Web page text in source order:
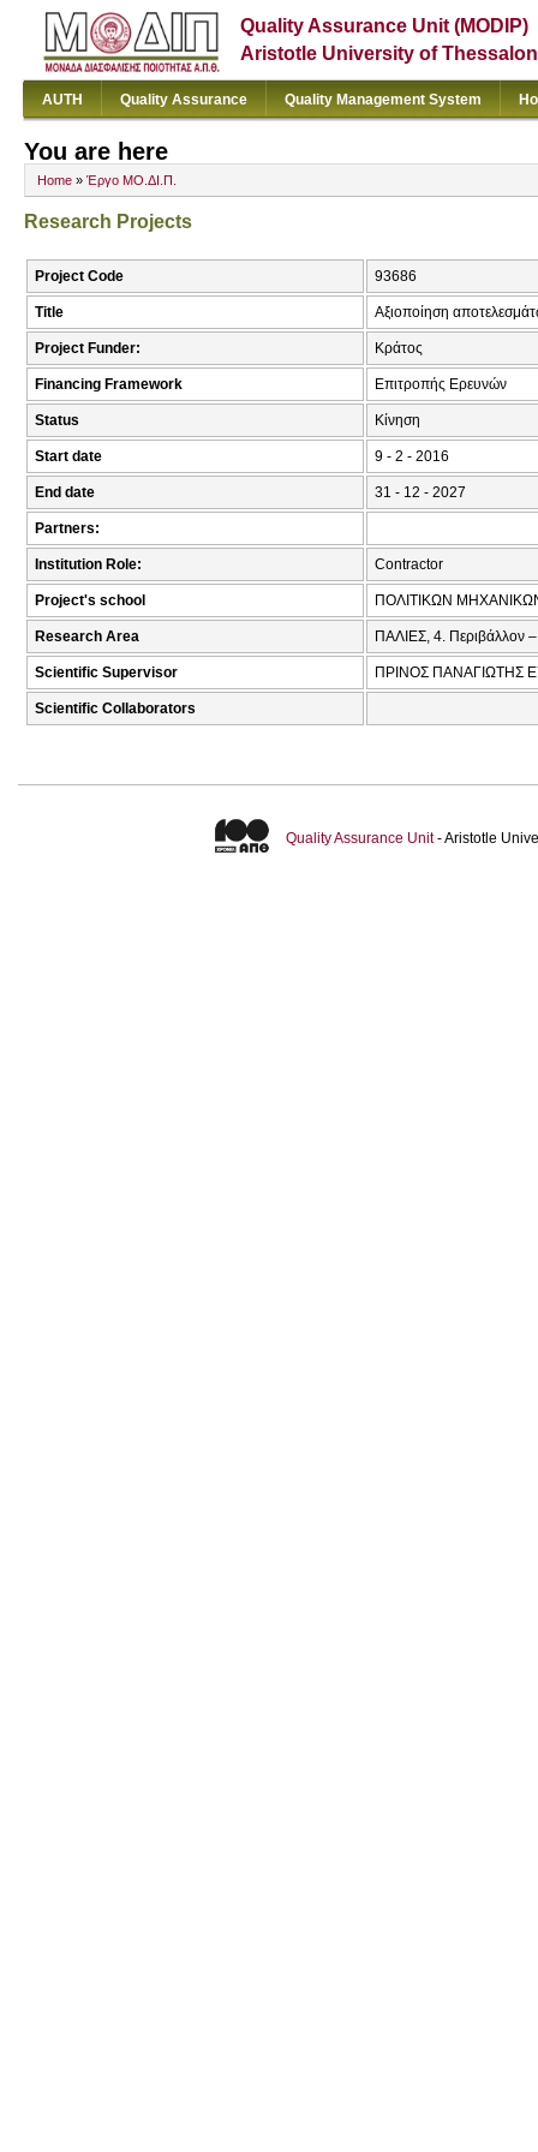
Quality Assurance Unit (MODIP)
Aristotle University of
AUTH Quality Assurance Quality Management System
You are here
Home » Έργο ΜΟ.ΔΙ.Π.
Research Projects
Project Code 93686
Title Αξιοποίηση
Project Funder: Κράτος
Financing Framework Επιτροπής Ερευνών
Status Κίνηση
Start date 9 - 2 - 2016
End date 31 - 12 - 2027
Partners:
Institution Role: Contractor
Project's school ΠΟΛΙΤΙΚΩΝ
Research Area ΠΑΛΙΕΣ, 4. Περιβάλλον –
Scientific Supervisor ΠΡΙΝΟΣ ΠΑΝΑΓΙΩΤΗΣ
Scientific Collaborators
Quality Assurance Unit- Aristotle